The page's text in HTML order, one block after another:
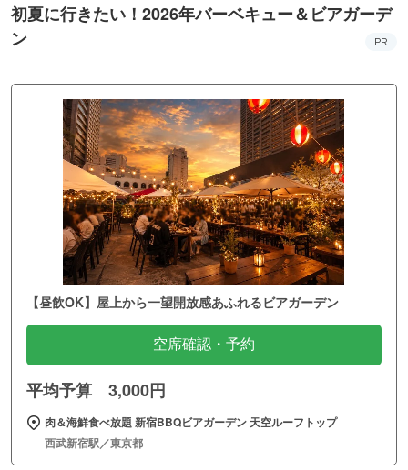
初夏に行きたい！2026年バーベキュー＆ビアガーデ
ン
PR
【昼飲OK】屋上から一望開放感あふれるビアガーデン
空席確認・予約
平均予算 3,000円
肉＆海鮮食べ放題 新宿BBQビアガーデン 天空ルーフトップ
西武新宿駅／東京都